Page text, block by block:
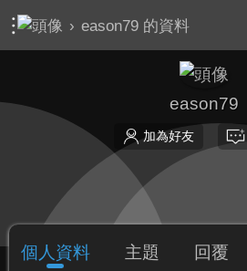
› eason79 的資料
eason79
加為好友
個人資料 主題 回覆